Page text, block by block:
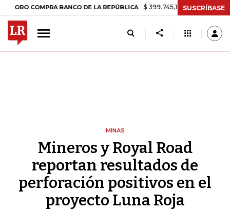
COMPRA BANCO DE LA REPÚBLICA $ 399.745,16 +$ 2.295,71 +0,58%
SUSCRÍBASE
MINAS
Mineros y Royal Road
reportan resultados de
perforación positivos en el
proyecto Luna Roja